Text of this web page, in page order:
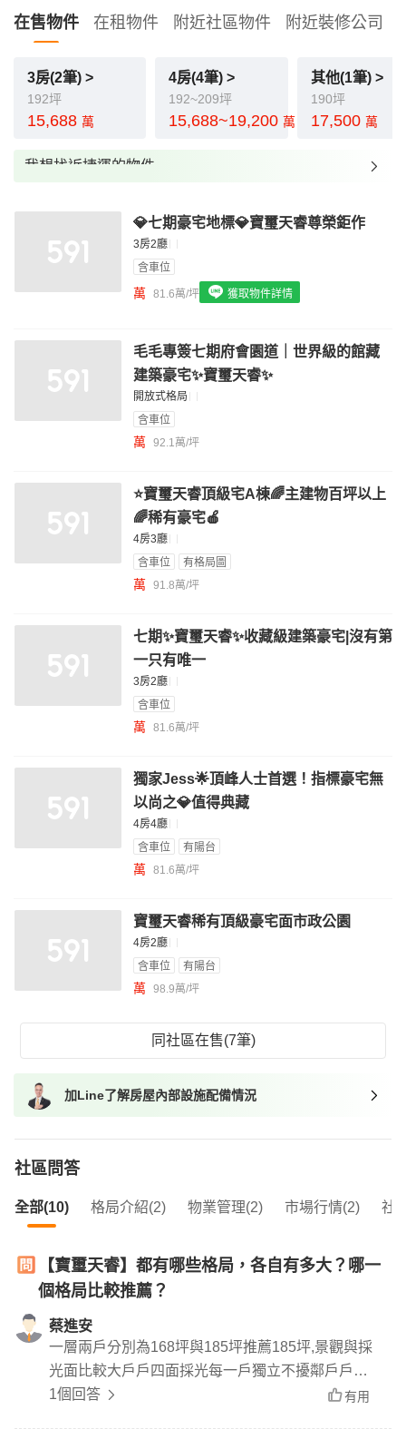
在售物件 在租物件 附近社區物件 附近裝修公司
3房(2筆) >
192坪
15,688 萬
4房(4筆) >
192~209坪
15,688~19,200萬
其他(1筆) >
190坪
17,500 萬
我想找近捷運的物件
我想找配備瓦斯爐的物件
我想找廁所開窗的物件
我想找具垃圾處理的物件
💎七期豪宅地標💎寶璽天睿尊榮鉅作
3房2廳
含車位
萬 81.6萬/坪 獲取物件詳情
毛毛專簽七期府會園道｜世界級的館藏
建築豪宅✨寶璽天睿✨
開放式格局
含車位
萬 92.1萬/坪
⭐寶璽天睿頂級宅A棟🌈主建物百坪以上
🌈稀有豪宅🍎
4房3廳
含車位
有格局圖
萬 91.8萬/坪
七期✨寶璽天睿✨收藏級建築豪宅|沒有第
一只有唯一
3房2廳
含車位
萬 81.6萬/坪
獨家Jess🌟頂峰人士首選！指標豪宅無
以尚之💎值得典藏
4房4廳
含車位
有陽台
萬 81.6萬/坪
寶璽天睿稀有頂級豪宅面市政公園
4房2廳
含車位
有陽台
萬 98.9萬/坪
同社區在售(7筆)
加Line了解房屋內部設施配備情況
社區問答
全部(10) 格局介紹(2) 物業管理(2) 市場行情(2) 社
【寶璽天睿】都有哪些格局，各自有多大？哪一
個格局比較推薦？
蔡進安
一層兩戶分別為168坪與185坪推薦185坪,景觀與採
光面比較大戶戶四面採光每一戶獨立不擾鄰戶戶享
有全景觀居住殿堂
1個回答 有用